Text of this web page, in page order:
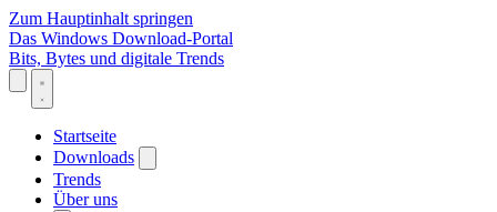
Zum Hauptinhalt springen
Das Windows Download-Portal
Bits, Bytes und digitale Trends
Startseite
Downloads
Trends
Über uns